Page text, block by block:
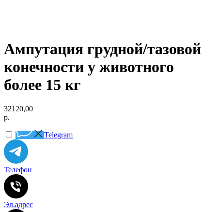
Ампутация грудной/тазовой
конечности у животного
более 15 кг
32120,00
р.
Telegram
Телефон
Эл.адрес